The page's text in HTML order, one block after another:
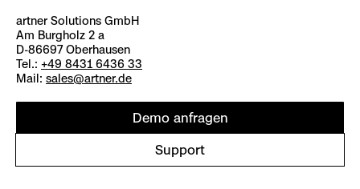
artner Solutions GmbH
Am Burgholz 2 a
D-86697 Oberhausen
Tel.: +49 8431 6436 33
Mail: sales@artner.de
Demo anfragen
Support